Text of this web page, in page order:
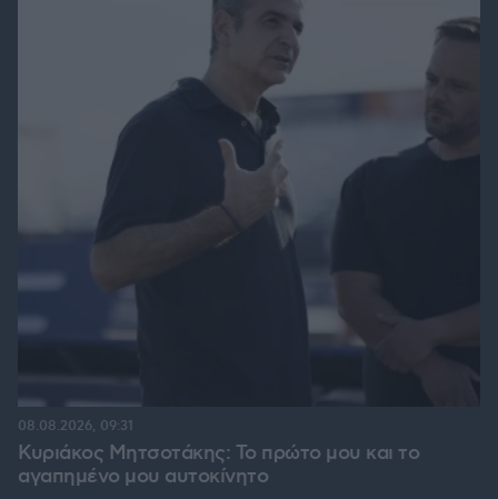
Κυριάκος Μητσοτάκης: Το πρώτο μου και το
αγαπημένο μου αυτοκίνητο
08.08.2026, 09:31